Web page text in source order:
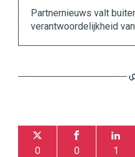
Partnernieuws valt
verantwoordelijkheid
0 0 1